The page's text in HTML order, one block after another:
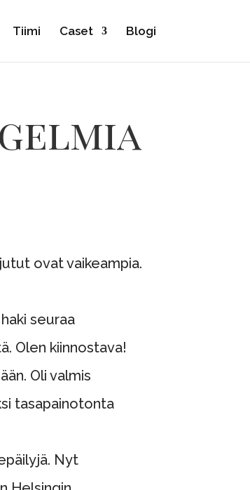
Tiimi Caset Blogi
ovat vaikeampia.
seuraa
Olen kiinnostava!
Oli valmis
tasapainotonta
Nyt